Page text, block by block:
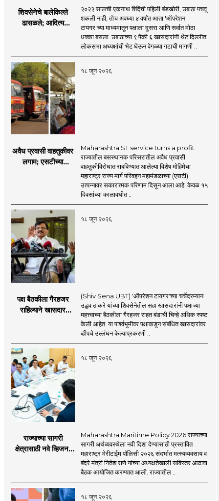
शिवसेनेचे बालेकिल्ले
ढासळले; आदित्य
नेमका कुठे चुकला?
२०२२ सालची एकनाथ शिंदेंची पहिली बंडखोरी, उबाठा पचवू
शकली नाही, तोच अवघ्या ४ वर्षांत आता 'ऑपरेशन
टायगर'च्या माध्यमातून पक्षाला दुसरा आणि सर्वात मोठा
धक्का बसला. उबाठाच्या ९ पैकी ६ खासदारांनी थेट दिल्लीत
लोकसभा अध्यक्षांची भेट घेऊन वेगळ्या गटाची मागणी ..
१८ जून २०२६
अवैध प्रवासी वाहतुकीवर
लगाम; एसटीच्या
Maharashtra ST service turns a profit
राज्यातील बसस्थानक परिसरातील अवैध प्रवासी
वाहतुकीविरोधात राबविण्यात आलेल्या विशेष मोहिमेचा
महाराष्ट्र राज्य मार्ग परिवहन महामंडळाच्या (एसटी)
उत्पन्नावर सकारात्मक परिणाम दिसून आला आहे. केवळ १५
दिवसांच्या कालावधीत ..
१८ जून २०२६
पक्ष बैठकीला गैरहजर
राहिल्याने खासदार
काय सांगतो?
(Shiv Sena UBT) 'ऑपरेशन टायगर'च्या चर्चेदरम्यान
उद्धव ठाकरे यांच्या शिवसेनेतील सहा खासदारांनी पक्षाच्या
महत्त्वाच्या बैठकीला गैरहजर राहत बंडाची चिन्हे अधिक स्पष्ट
केली आहेत. या पार्श्वभूमीवर पक्षाकडून संबंधित खासदारांवर
व्हीपचे उल्लंघन केल्याप्रकरणी ..
१८ जून २०२६
राज्याच्या सागरी
क्षेत्रासाठी नवे व्हिजन;
प्रस्ताव
Maharashtra Maritime Policy 2026 राज्याच्या
सागरी अर्थव्यवस्थेला नवी दिशा देण्यासाठी प्रस्तावित
महाराष्ट्र मेरीटाईम पॉलिसी २०२६ संदर्भात मत्स्यव्यवसाय व
बंदरे मंत्री नितेश राणे यांच्या अध्यक्षतेखाली सविस्तर आढावा
बैठक आयोजित करण्यात आली. राज्यातील ..
१८ जून २०२६